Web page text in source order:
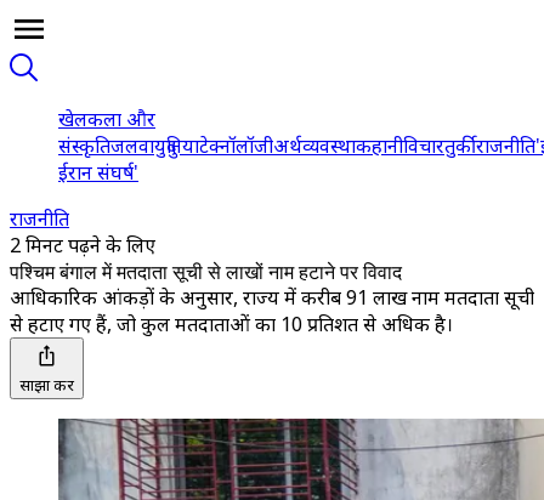
खेलकला और
संस्कृतिजलवायुदुनियाटेक्नॉलॉजीअर्थव्यवस्थाकहानीविचारतुर्कीराजनीति
ईरान संघर्ष'
राजनीति
2 मिनट पढ़ने के लिए
पश्चिम बंगाल में मतदाता सूची से लाखों नाम हटाने पर विवाद
आधिकारिक आंकड़ों के अनुसार, राज्य में करीब 91 लाख नाम मतदाता सूची
से हटाए गए हैं, जो कुल मतदाताओं का 10 प्रतिशत से अधिक है।
साझा करें